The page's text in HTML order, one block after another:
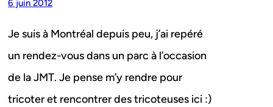
6 juin 2012
Je suis à Montréal depuis peu, j’ai repéré
un rendez-vous dans un parc à l’occasion
de la JMT. Je pense m’y rendre pour
tricoter et rencontrer des tricoteuses ici :)